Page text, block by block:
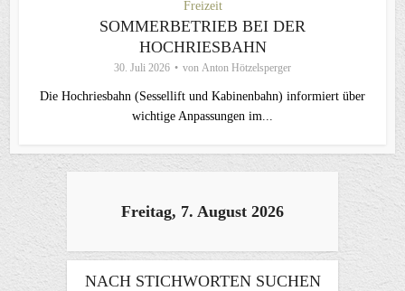
Freizeit
SOMMERBETRIEB BEI DER
HOCHRIESBAHN
30. Juli 2026 von Anton Hötzelsperger
Die Hochriesbahn (Sessellift und Kabinenbahn) informiert über
wichtige Anpassungen im...
Freitag, 7. August 2026
NACH STICHWORTEN SUCHEN